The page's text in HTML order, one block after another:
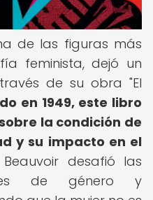
de las figuras más
feminista, dejó un
de su obra "El
en 1949, este libro
la condición de
y su impacto en el
Beauvoir desafió las
de género y